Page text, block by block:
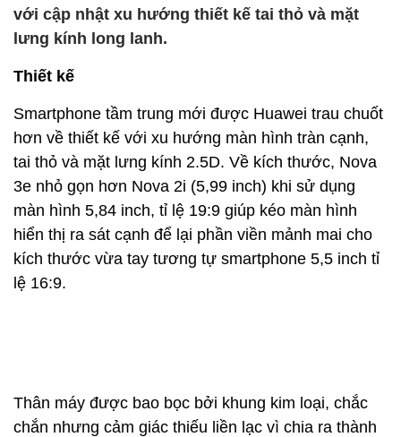
với cập nhật xu hướng thiết kế tai thỏ và mặt
lưng kính long lanh.
Thiết kế
Smartphone tầm trung mới được Huawei trau chuốt
hơn về thiết kế với xu hướng màn hình tràn cạnh,
tai thỏ và mặt lưng kính 2.5D. Về kích thước, Nova
3e nhỏ gọn hơn Nova 2i (5,99 inch) khi sử dụng
màn hình 5,84 inch, tỉ lệ 19:9 giúp kéo màn hình
hiển thị ra sát cạnh để lại phần viền mảnh mai cho
kích thước vừa tay tương tự smartphone 5,5 inch tỉ
lệ 16:9.
Thân máy được bao bọc bởi khung kim loại, chắc
chắn nhưng cảm giác thiếu liền lạc vì chia ra thành